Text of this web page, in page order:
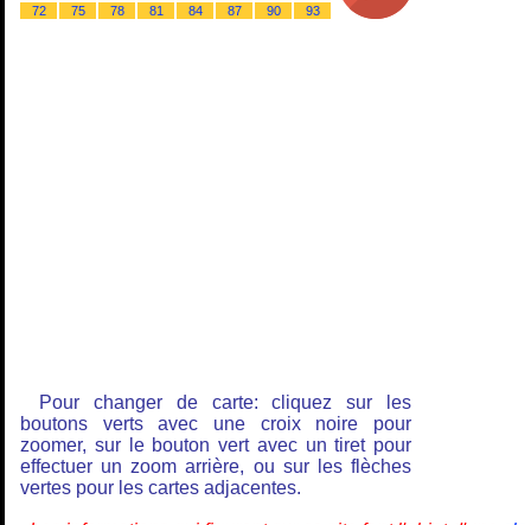
72
75 78 81 84 87 90 93
Pour changer de carte: cliquez sur les
boutons verts avec une croix noire pour
zoomer, sur le bouton vert avec un tiret pour
effectuer un zoom arrière, ou sur les flèches
vertes pour les cartes adjacentes.